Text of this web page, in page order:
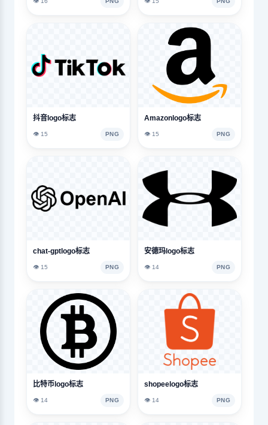
抖音logo标志
👁️ 15 PNG
Amazonlogo标志
👁️ 15 PNG
chat-gptlogo标志
👁️ 15 PNG
安德玛logo标志
👁️ 14 PNG
比特币logo标志
👁️ 14 PNG
shopeelogo标志
👁️ 14 PNG